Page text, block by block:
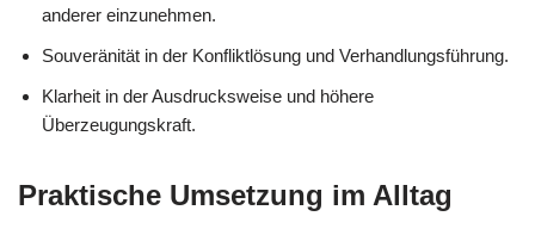
anderer einzunehmen.
Souveränität in der Konfliktlösung und Verhandlungsführung.
Klarheit in der Ausdrucksweise und höhere
Überzeugungskraft.
Praktische Umsetzung im Alltag